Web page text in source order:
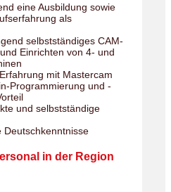
eine Ausbildung sowie
als
selbstständiges CAM-
Einrichten von 4- und
mit Mastercam
Programmierung und -
und selbstständige
Deutschkenntnisse
in der Region